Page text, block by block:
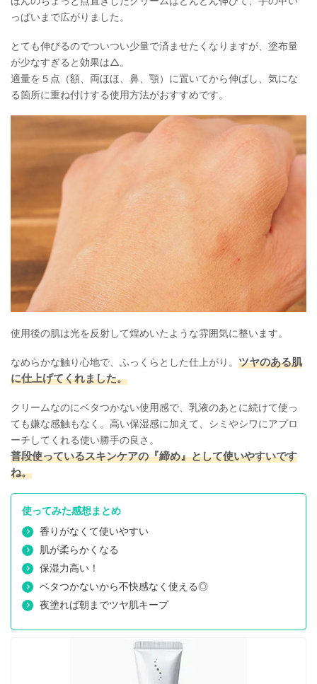
っぱいまで広がりました。
とても伸びるのでついつい少量で済ませたくなりますが、塗布量
が少なすぎると効果は△。
適量を５点（額、両ほほ、鼻、顎）に置いてから伸ばし、気にな
る箇所に重ね付けする使用方法がおすすめです。
使用後の肌は光を反射して煌めいたような雰囲気に整います。
なめらかな触り心地で、ふっくらとした仕上がり。 ツヤのある肌
に仕上げてくれました。
クリームなのにベタつかない使用感で、乳液のあとに続けて使っ
ても嫌な感触もなく。高い保湿感に加えて、シミやシワにアプロ
ーチしてくれる使い勝手の良さ。
普段使っているスキンケアの『締め』として使いやすいです
ね。
使ってみた感想まとめ
香りがなくて使いやすい
肌が柔らかくなる
保湿力高い！
ベタつかないから不快感なく使える◎
夜塗れば朝までツヤ肌キープ